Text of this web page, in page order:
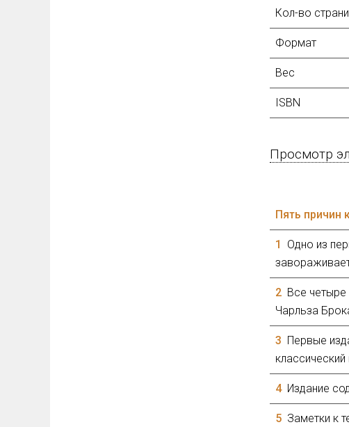
Кол-во
Формат
Вес
ISBN
Просмотр
Пять причин
1
Одно из
2 Все четыре
Чарльза
3 Первые
4 Издание
5 Заметки к